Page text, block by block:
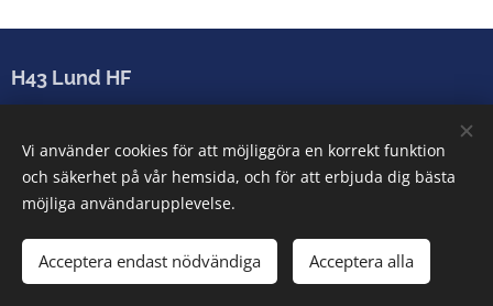
H43 Lund HF
Arenatorget 2-6, 222 28 Lund
info@h43lund.se
Cookies
Vi använder cookies för att möjliggöra en korrekt funktion
och säkerhet på vår hemsida, och för att erbjuda dig bästa
möjliga användarupplevelse.
Acceptera endast nödvändiga Acceptera alla